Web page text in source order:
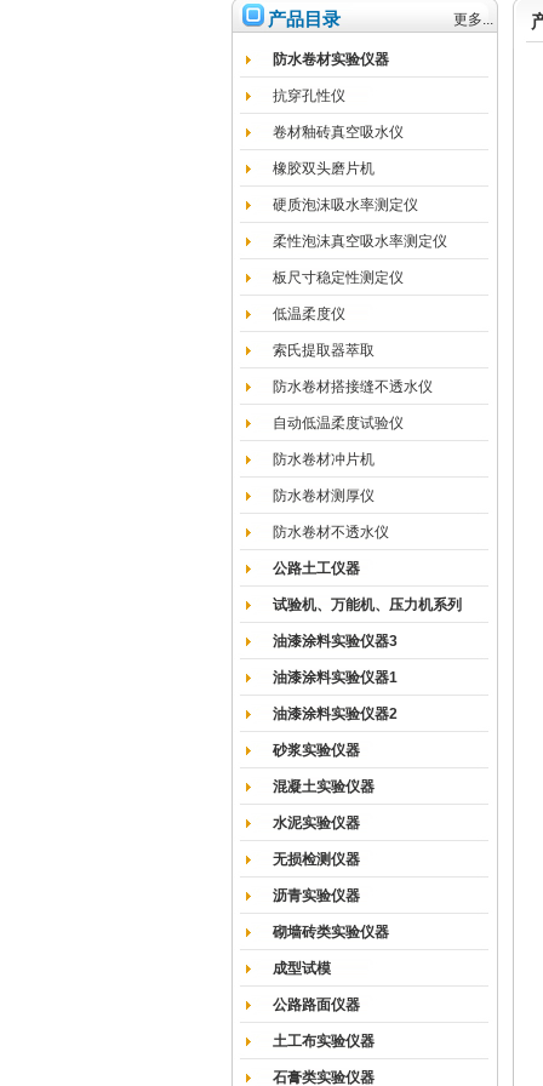
产品目录 更多...
防水卷材实验仪器
抗穿孔性仪
卷材釉砖真空吸水仪
橡胶双头磨片机
硬质泡沫吸水率测定仪
柔性泡沫真空吸水率测定仪
板尺寸稳定性测定仪
低温柔度仪
索氏提取器萃取
防水卷材搭接缝不透水仪
自动低温柔度试验仪
防水卷材冲片机
防水卷材测厚仪
防水卷材不透水仪
公路土工仪器
试验机、万能机、压力机系列
油漆涂料实验仪器3
油漆涂料实验仪器1
油漆涂料实验仪器2
砂浆实验仪器
混凝土实验仪器
水泥实验仪器
无损检测仪器
沥青实验仪器
砌墙砖类实验仪器
成型试模
公路路面仪器
土工布实验仪器
石膏类实验仪器